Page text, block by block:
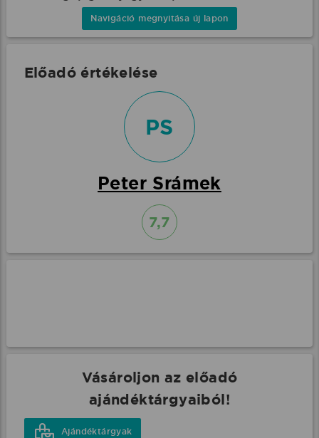
Navigáció megnyitása új lapon
Előadó értékelése
PS
Peter Srámek
7,7
Vásároljon az előadó
ajándéktárgyaiból!
Ajándéktárgyak